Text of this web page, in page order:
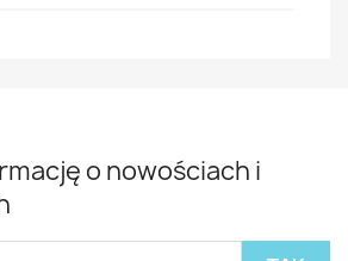
o nowościach i